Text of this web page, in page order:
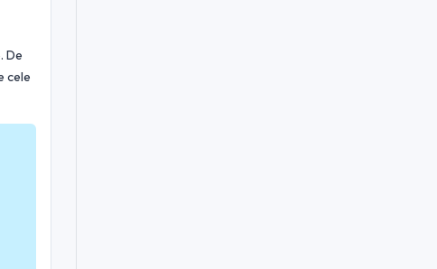
De
cele